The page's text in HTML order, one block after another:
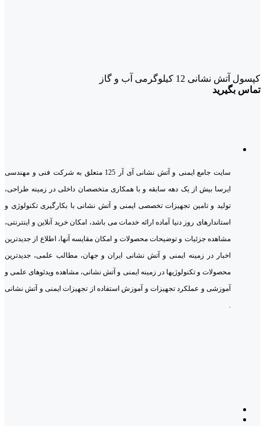
کپسول آتش نشانی 12 کیلوگرمی آب و گاز
تماس بگیرید
سایت جامع ایمنی و آتش نشانی آی آر 125 متعلق به شرکت فنی و مهندسی
ایرسا بیش از یک دهه سابقه و با همکاری متخصصان داخلی در زمینه طراحی،
تولید و تامین تجهیزات تخصصی ایمنی و آتش نشانی با بکارگیری تکنولوژی و
استاندارهای روز دنیا آماده ارائه خدمات می باشد، امکان خرید آنلاین و اینترنتی،
مشاهده جزئیات و توضیحات محصولات و امکان مقایسه آنها، اطلاع از جدیدترین
اخبار در زمینه ایمنی و آتش نشانی ایران و جهان، مطالب علمی، جدیدترین
محصولات و تکنولوژیها در زمینه ایمنی و آتش نشانی، مشاهده ویدئوهای علمی و
آموزشی و عملکرد تجهیزات و آموزش استفاده از تجهیزات ایمنی و آتش نشانی
.